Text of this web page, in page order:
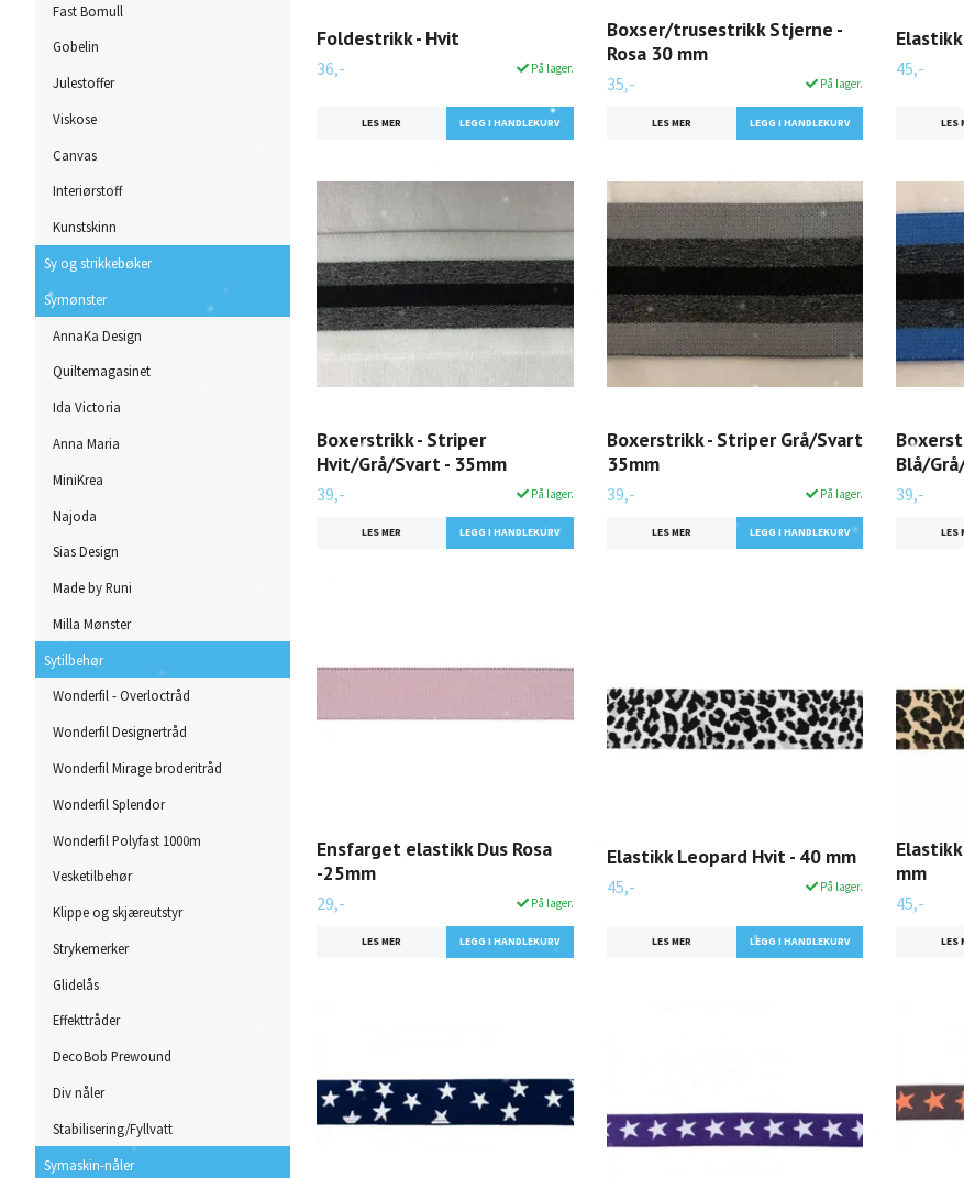
Fast Bomull
Gobelin
Julestoffer
Viskose
Canvas
Interiørstoff
Kunstskinn
Sy og strikkebøker
Symønster
AnnaKa Design
Quiltemagasinet
Ida Victoria
Anna Maria
MiniKrea
Najoda
Sias Design
Made by Runi
Milla Mønster
Sytilbehør
Wonderfil - Overloctråd
Wonderfil Designertråd
Wonderfil Mirage broderitråd
Wonderfil Splendor
Wonderfil Polyfast 1000m
Vesketilbehør
Klippe og skjæreutstyr
Strykemerker
Glidelås
Effekttråder
DecoBob Prewound
Div nåler
Stabilisering/Fyllvatt
Symaskin-nåler
Foldestrikk - Hvit
36,- På lager.
LES MER
Boxser/trusestrikk Stjerne -
Rosa 30 mm
35,- På lager.
LES MER
45,-
LES
Boxerstrikk - Striper
Hvit/Grå/Svart - 35mm
39,- På lager.
LES MER
Boxerstrikk - Striper Grå/Svart
35mm
39,- På lager.
LES MER
Blå/
39,-
LES
Ensfarget elastikk Dus Rosa
-25mm
29,- På lager.
LES MER
Elastikk Leopard Hvit - 40 mm
45,- På lager.
LES MER
mm
45,-
LES